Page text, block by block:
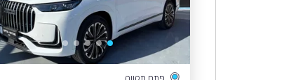
פתח תקווה